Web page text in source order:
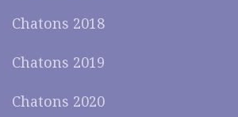
Chatons 2018
Chatons 2019
Chatons 2020